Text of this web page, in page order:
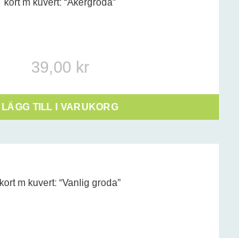
39,00 kr
LÄGG TILL I VARUKORG
kort m kuvert: “Vanlig groda”